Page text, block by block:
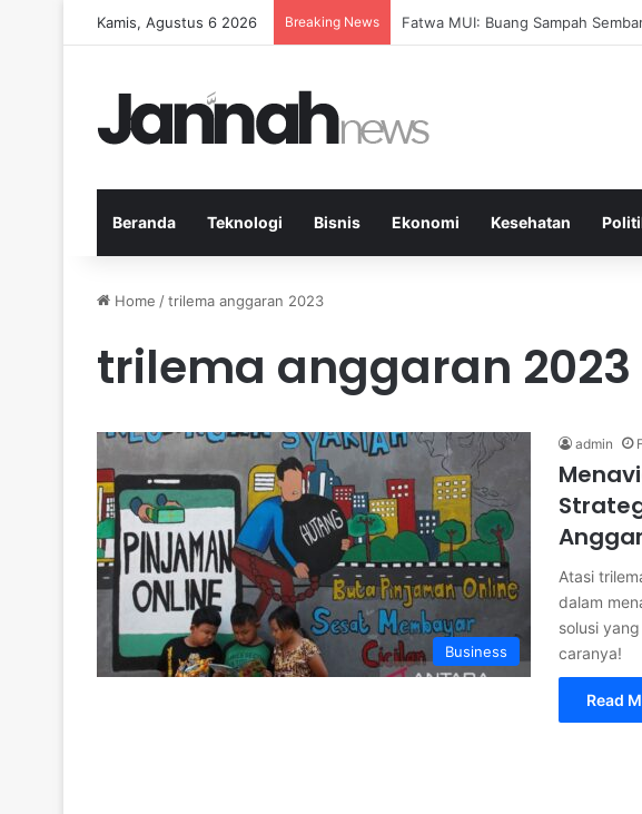
Kamis, Agustus 6 2026 Breaking News Pep Guardiola Bergembira
Beranda Teknologi Bisnis Ekonomi Kesehatan
Home /trilema anggaran 2023
trilema anggaran 2023
Business
admin
Atasi
dalam
solusi
caranya!
Read